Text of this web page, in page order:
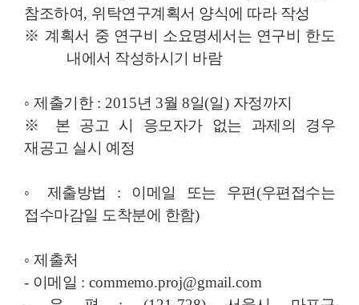
참조하여, 위탁연구계획서 양식에 따라 작성
※ 계획서 중 연구비 소요명세서는 연구비 한도
내에서 작성하시기 바람
◦ 제출기한 : 2015년 3월 8일(일) 자정까지
※
본 공고 시 응모자가 없는 과제의 경우
재공고 실시 예정
◦ 제출방법 : 이메일 또는 우편(우편접수는
접수마감일 도착분에 한함)
◦ 제출처
- 이메일 : commemo.proj@gmail.com